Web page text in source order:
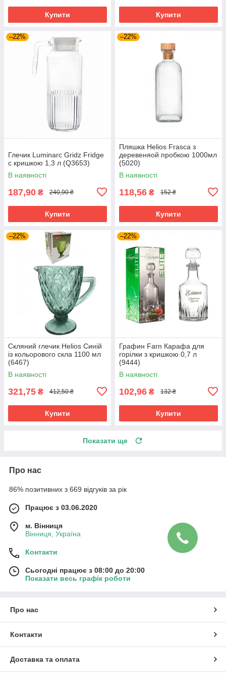
Купити Купити
–22%
Глечик Luminarc Gridz Fridge
c кришкою 1,3 л (Q3653)
В наявності
187,90 ₴ 240,90 ₴
Купити
–22%
Пляшка Helios Frasca з
деревеняой пробкою 1000мл
(5020)
В наявності
118,56 ₴ 152 ₴
Купити
–22%
Скляний глечик Helios Синій
із кольорового скла 1100 мл
(6467)
В наявності
321,75 ₴ 412,50 ₴
Купити
–22%
Графин Farn Карафа для
горілки з кришкою 0,7 л
(9444)
В наявності
102,96 ₴ 132 ₴
Купити
Показати ще
Про нас
86% позитивних з 669 відгуків за рік
Працює з 03.06.2020
м. Вінниця
Вінниця, Україна
Контакти
Сьогодні працює з 08:00 до 20:00
Показати весь графік роботи
Про нас
Контакти
Доставка та оплата